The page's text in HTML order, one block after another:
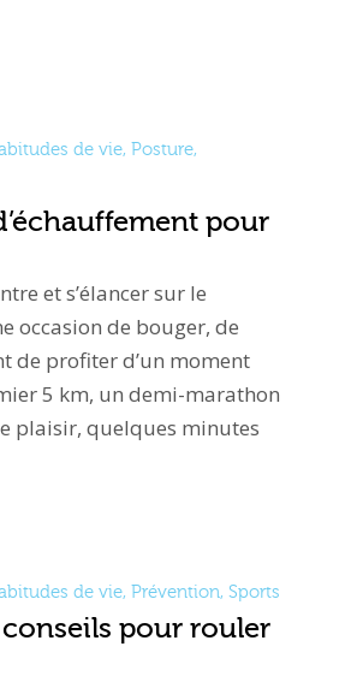
de vie, Posture,
pour
et s’élancer sur le
occasion de bouger, de
de profiter d’un moment
5 km, un demi-marathon
plaisir, quelques minutes
de vie, Prévention, Sports
pour rouler